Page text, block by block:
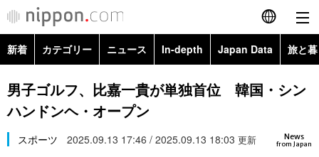
English
简体字
カテゴリー
新着 カテゴリー ニュース In-depth Japan Data 旅と
政治・外交
経済・ビジネス
Topics
男子ゴルフ、比嘉一貴が単独首位 韓国・シン
ハンドンヘ・オープン
News
from Japan
スポーツ 2025.09.13 17:46 / 2025.09.13 18:03 更新